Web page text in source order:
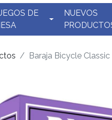
DE
NUEVOS
Baraja Bicycle